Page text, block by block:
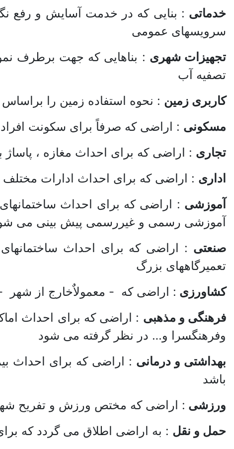
خدماتی : بنایی که در خدمت آسایش و رفع
سرویسهای عمومی
تجهیزات شهری : بناهایی که جهت برطرف
تصفیه آب
کاربری زمین : نحوه استفاده زمین را
مسکونی : اراضی که صرفاً برای سکونت افراد
تجاری : اراضی که برای احداث مغازه ،
اداری : اراضی که برای احداث ادارات
آموزشی : اراضی که برای احداث
آموزشی رسمی و غیررسمی پیش بینی می
صنعتی : اراضی که برای احداث
تعمیرگاههای بزرگ
کشاورزی : اراضی که - معمولاٌ‌خارج از
فرهنگی و مذهبی : اراضی که برای احداث
وفرهنگسرا و… در نظر گرفته می شود
بهداشتی و درمانی : اراضی که برای احداث
باشد
ورزشی : اراضی که مختص ورزش و تفریح
حمل و نقل : به اراضی اطلاق می گردد که